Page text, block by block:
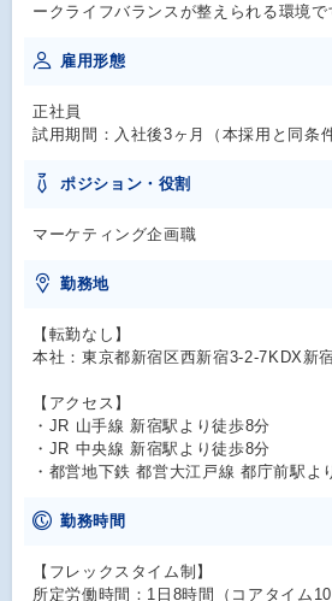
ークライフバランスが整えられる環境で
雇用形態
正社員
試用期間：入社後3ヶ月（本採用と同条件
ポジション・役割
マーケティング企画職
勤務地
【転勤なし】
本社：東京都新宿区西新宿3-2-7KDX新
【アクセス】
・JR 山手線 新宿駅より徒歩8分
・JR 中央線 新宿駅より徒歩8分
・都営地下鉄 都営大江戸線 都庁前駅よ
勤務時間
【フレックスタイム制】
所定労働時間：1日8時間（コアタイム